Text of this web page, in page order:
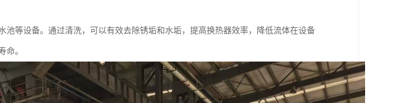
池等设备。通过清洗，可以有效去除锈垢和水垢，提高换热器效率，降低流体在设备
命。